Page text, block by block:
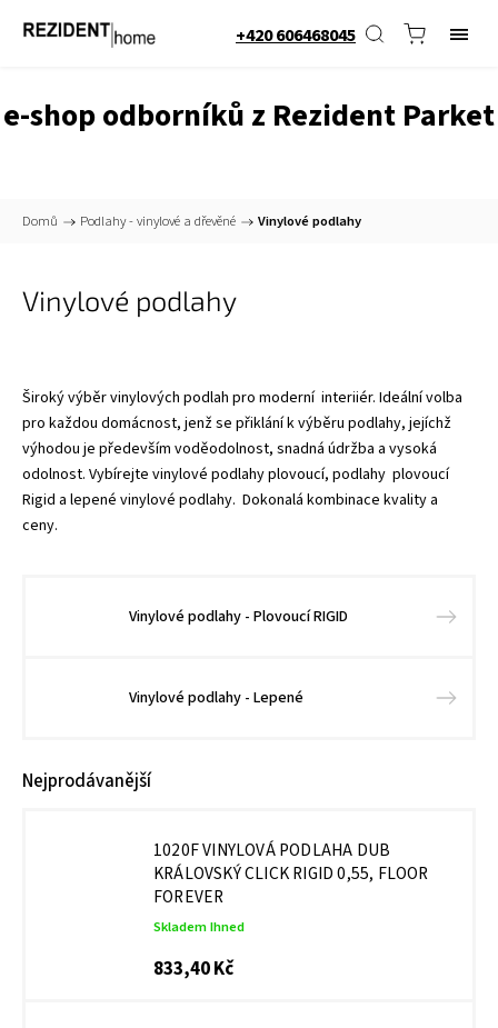
+420 606468045
e-shop odborníků z Rezident Parket
Domů / Podlahy - vinylové a dřevěné / Vinylové podlahy
Vinylové podlahy
Široký výběr vinylových podlah pro moderní interiiér. Ideální volba
pro každou domácnost, jenž se přiklání k výběru podlahy, jejíchž
výhodou je především voděodolnost, snadná údržba a vysoká
odolnost. Vybírejte vinylové podlahy plovoucí, podlahy plovoucí
Rigid a lepené vinylové podlahy. Dokonalá kombinace kvality a
ceny.
Vinylové podlahy - Plovoucí RIGID
Vinylové podlahy - Lepené
Nejprodávanější
1020F VINYLOVÁ PODLAHA DUB
KRÁLOVSKÝ CLICK RIGID 0,55, FLOOR
FOREVER
Skladem Ihned
833,40 Kč